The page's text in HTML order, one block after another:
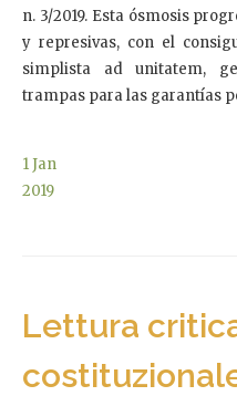
n. 3/2019. Esta ósmosis
y represivas, con el
simplista ad unitatem,
trampas para las garantías
1Jan
2019
Lettura